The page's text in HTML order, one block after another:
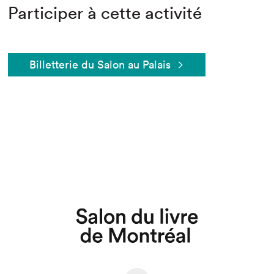
Participer à cette activité
Billetterie du Salon au Palais